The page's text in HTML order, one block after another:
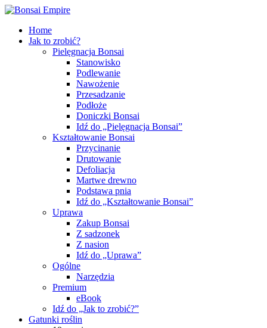
Home
Jak to zrobić?
Pielęgnacja Bonsai
Stanowisko
Podlewanie
Nawożenie
Przesadzanie
Podłoże
Doniczki Bonsai
Idź do „Pielęgnacja Bonsai”
Kształtowanie Bonsai
Przycinanie
Drutowanie
Defoliacja
Martwe drewno
Podstawa pnia
Idź do „Kształtowanie Bonsai”
Uprawa
Zakup Bonsai
Z sadzonek
Z nasion
Idź do „Uprawa”
Ogólne
Narzędzia
Premium
eBook
Idź do „Jak to zrobić?”
Gatunki roślin